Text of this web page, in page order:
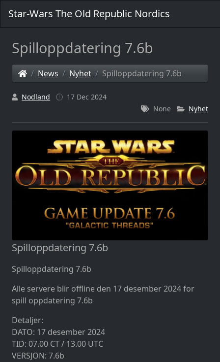
Star-Wars The Old Republic Nordics
Spilloppdatering 7.6b
News Nyhet Spilloppdatering 7.6b
Nodland
17 Dec 2024
None
Nyhet
Spilloppdatering 7.6b
Spilloppdatering 7.6b
Alle servere blir offline den 17 desember 2024 for
spill oppdatering 7.6b
Detaljer:
DATO: 17 desember 2024
TID: 07.00 CT / 13.00 UTC
VERSJON: 7.6b